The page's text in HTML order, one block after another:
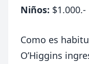
Niños: $1.000.-
Como es
O’Higgins